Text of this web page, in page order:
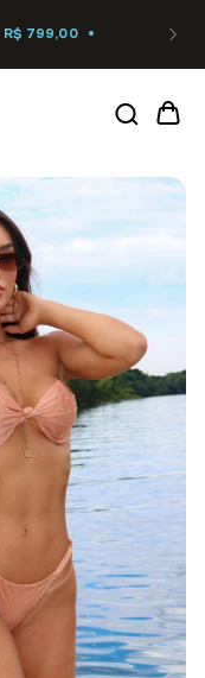
R$ 799,00